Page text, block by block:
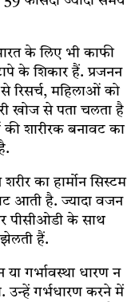
के लिए भी काफी
के शिकार हैं. प्रजनन
रिसर्च, महिलाओं को
खोज से पता चलता है
की शारीरक बनावट का
का हार्मोन सिस्टम
आती है. ज्यादा वजन
पीसीओडी के साथ
झेलती हैं.
गर्भावस्था धारण न
उन्हें गर्भधारण करने में